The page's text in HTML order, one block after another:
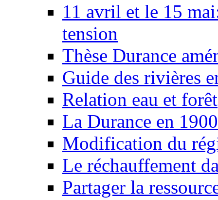
11 avril et le 15
tension
Thèse Durance
Guide des rivières
Relation eau et forêt
La Durance en 1900
Modification du
Le réchauffement
Partager la